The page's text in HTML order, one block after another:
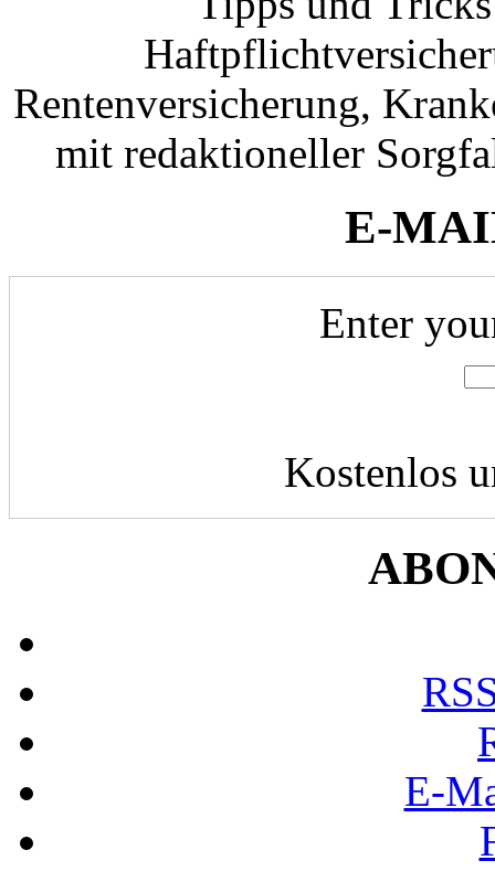
Rentenversicherung,
mit redaktioneller
E-
Enter
Kostenlos
E-